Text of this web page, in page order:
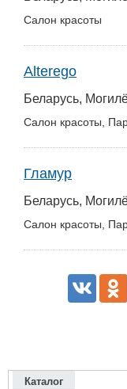
Салон красоты
Alterego
Беларусь,
Салон красоты,
Гламур
Беларусь,
Салон красоты,
Каталог